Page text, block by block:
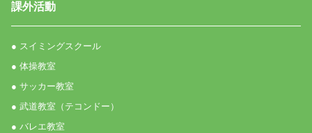
課外活動
● スイミングスクール
● 体操教室
● サッカー教室
● 武道教室（テコンドー）
● バレエ教室